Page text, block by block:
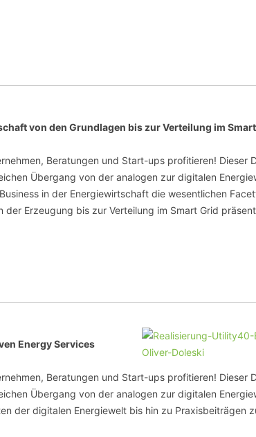
von den Grundlagen bis zur Verteilung im
Beratungen und Start-ups profitieren! Dieser
Übergang von der analogen zur digitalen
in der Energiewirtschaft die wesentlichen
Erzeugung bis zur Verteilung im Smart Grid
Energy Services
Beratungen und Start-ups profitieren! Dieser
Übergang von der analogen zur digitalen
der digitalen Energiewelt bis hin zu Praxisbeiträgen